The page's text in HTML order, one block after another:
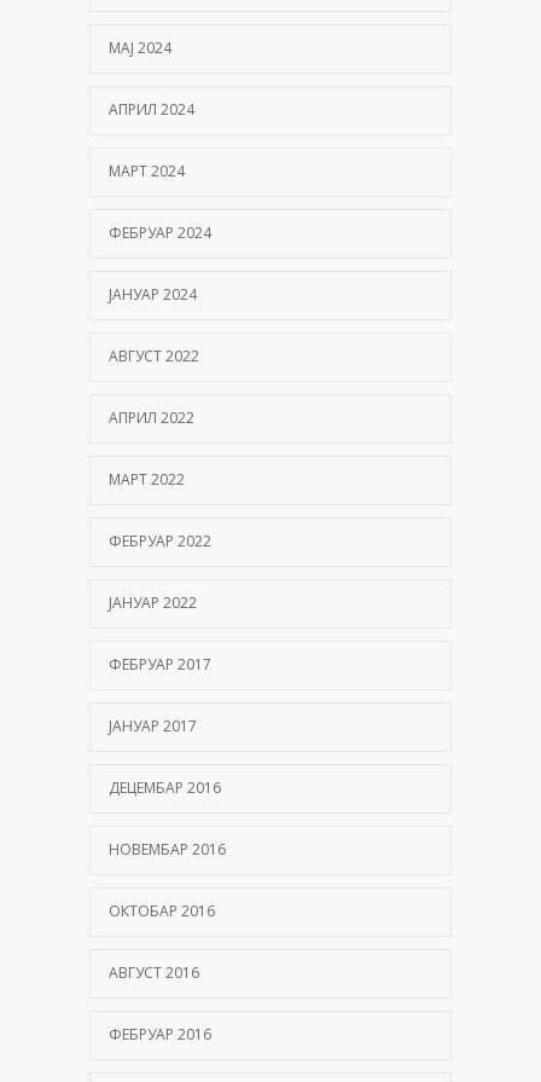
МАЈ 2024
АПРИЛ 2024
МАРТ 2024
ФЕБРУАР 2024
ЈАНУАР 2024
АВГУСТ 2022
АПРИЛ 2022
МАРТ 2022
ФЕБРУАР 2022
ЈАНУАР 2022
ФЕБРУАР 2017
ЈАНУАР 2017
ДЕЦЕМБАР 2016
НОВЕМБАР 2016
ОКТОБАР 2016
АВГУСТ 2016
ФЕБРУАР 2016